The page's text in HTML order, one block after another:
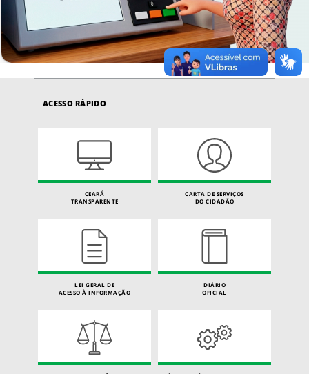
ACESSO RÁPIDO
CEARÁ
TRANSPARENTE
CARTA DE SERVIÇOS
DO CIDADÃO
LEI GERAL DE
ACESSO À INFORMAÇÃO
DIÁRIO
OFICIAL